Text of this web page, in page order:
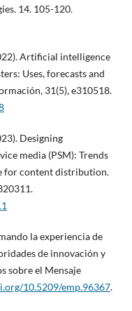
14. 105-120.
Artificial intelligence
Uses, forecasts and
31(5), e310518.
Designing
media (PSM): Trends
for content distribution.
la experiencia de
de innovación y
sobre el Mensaje
10.5209/emp.96367.